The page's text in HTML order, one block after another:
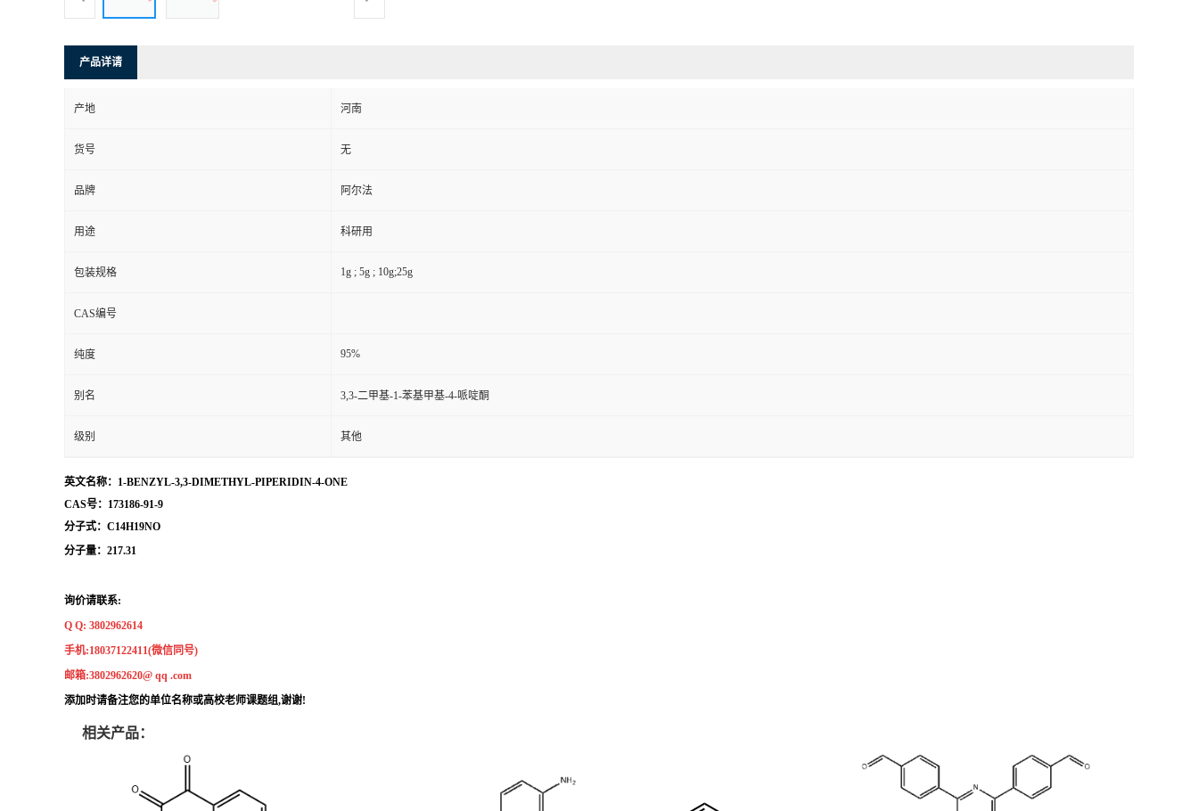
产品详请
产地 河南
货号 无
品牌 阿尔法
用途 科研用
包装规格 1g ; 5g ; 10g;25g
CAS编号
纯度 95%
别名 3,3-二甲基-1-苯基甲基-4-哌啶酮
级别 其他
英文名称：1-BENZYL-3,3-DIMETHYL-PIPERIDIN-4-ONE
CAS号：173186-91-9
分子式：C14H19NO
分子量：217.31
询价请联系:
Q Q: 3802962614
手机:18037122411(微信同号)
邮箱:3802962620@ qq .com
添加时请备注您的单位名称或高校老师课题组,谢谢!
相关产品：